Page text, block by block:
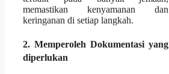
memastikan kenyamanan dan
keringanan di setiap langkah.
2. Memperoleh Dokumentasi yang
diperlukan